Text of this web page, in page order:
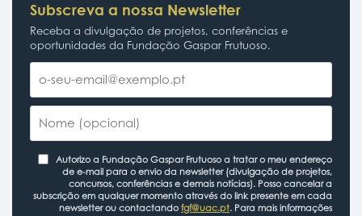
Subscreva a nossa Newsletter
Receba a divulgação de projetos, conferências e
oportunidades da Fundação Gaspar Frutuoso.
Autorizo a Fundação Gaspar Frutuoso a tratar o meu endereço
de e-mail para o envio da newsletter (divulgação de projetos,
concursos, conferências e demais notícias). Posso cancelar a
subscrição em qualquer momento através do link presente em cada
newsletter ou contactando fgf@uac.pt. Para mais informações